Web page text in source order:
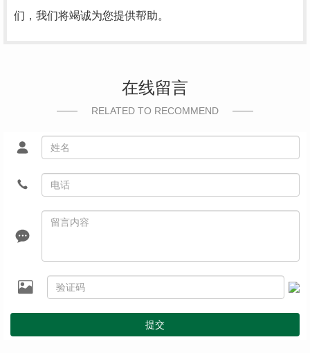
们，我们将竭诚为您提供帮助。
在线留言
RELATED TO RECOMMEND
提交